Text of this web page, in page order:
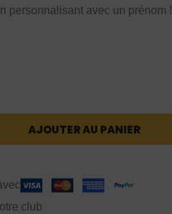
personnalisant avec un prénom !
AJOUTER AU PANIER
club